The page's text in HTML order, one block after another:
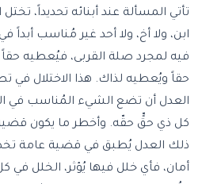
تأتي المسألة عند أبنائه تحديداً،
ابن، ولا أخ، ولا أحد غير مُناسب أبداً
فيه لمجرد صلة القربى، فيُعطيه
حقاً ويُعطيه لذاك. هذا الاختلال في
العدل أن تضع الشيء المُناسب في
كل ذي حقٍّ حقّه. وأخطر ما يكون
ذلك العدل يُطبق في قضية عامة
أمان، فأي خلل فيها يُؤثر، الخلل